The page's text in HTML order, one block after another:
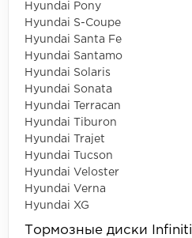
Hyundai Pony
Hyundai S-Coupe
Hyundai Santa Fe
Hyundai Santamo
Hyundai Solaris
Hyundai Sonata
Hyundai Terracan
Hyundai Tiburon
Hyundai Trajet
Hyundai Tucson
Hyundai Veloster
Hyundai Verna
Hyundai XG
Тормозные диски Infiniti